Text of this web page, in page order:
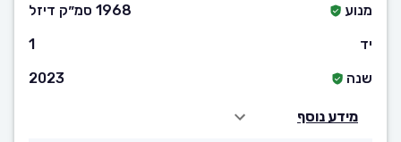
מנוע
1968 סמ״ק דיזל
יד
1
שנה
2023
מידע נוסף